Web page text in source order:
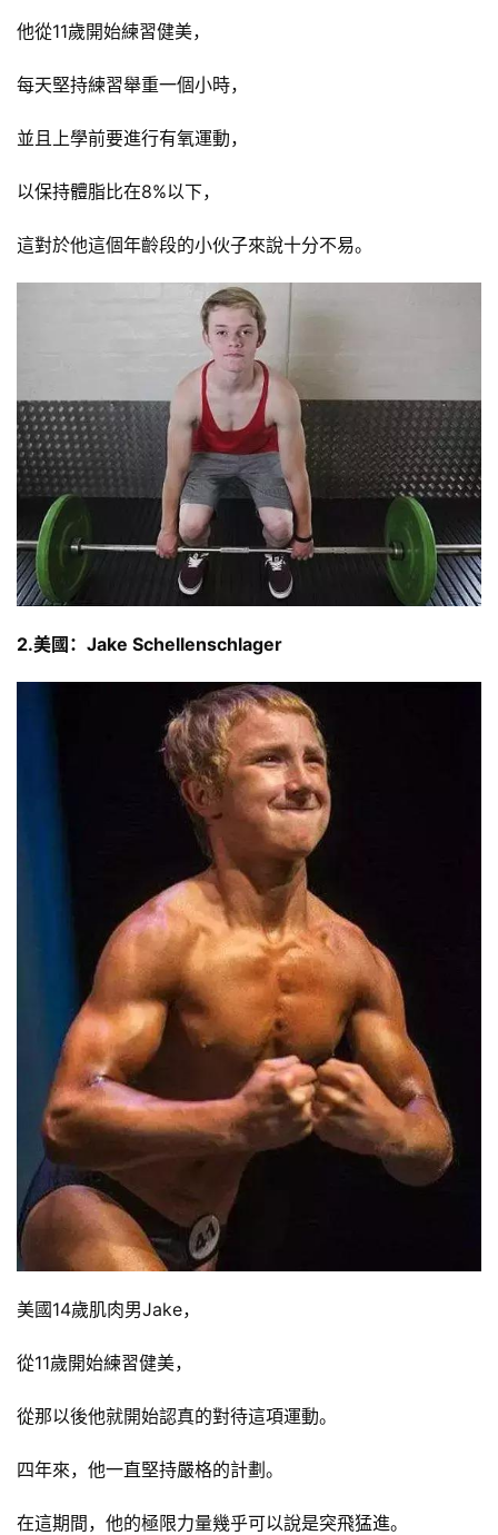
他從11歲開始練習健美，
每天堅持練習舉重一個小時，
並且上學前要進行有氧運動，
以保持體脂比在8%以下，
這對於他這個年齡段的小伙子來說十分不易。
2.美國：Jake Schellenschlager
美國14歲肌肉男Jake，
從11歲開始練習健美，
從那以後他就開始認真的對待這項運動。
四年來，他一直堅持嚴格的計劃。
在這期間，他的極限力量幾乎可以說是突飛猛進。